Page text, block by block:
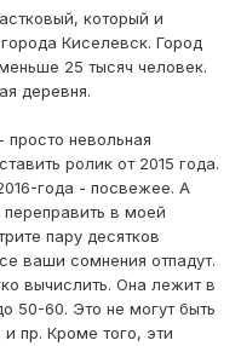
который и
Киселевск. Город
25 тысяч человек.
деревня.
невольная
ролик от 2015 года.
года - посвежее. А
в моей
пару десятков
ваши сомнения отпадут.
вычислить. Она лежит в
50-60. Это не могут быть
пр. Кроме того, эти